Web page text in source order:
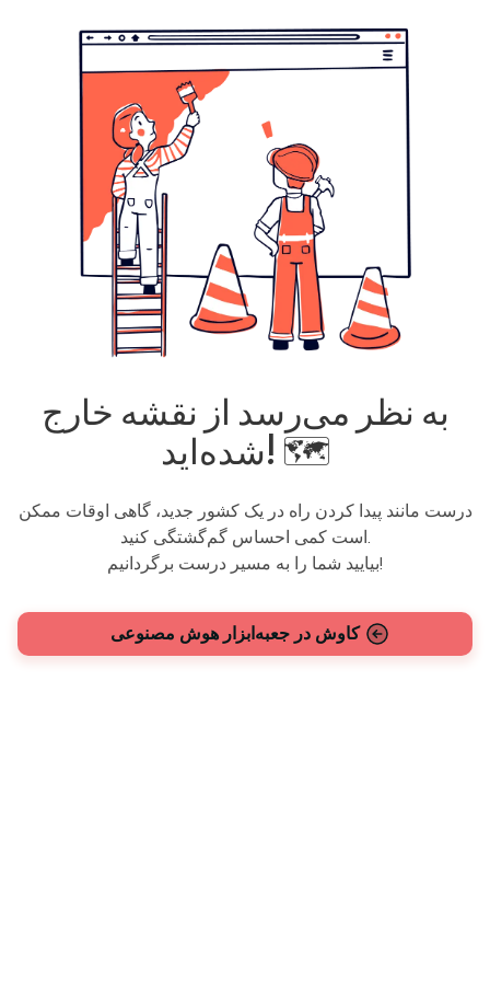
به نظر می‌رسد از نقشه خارج
شده‌اید! 🗺️
درست مانند پیدا کردن راه در یک کشور جدید، گاهی اوقات ممکن
است کمی احساس گم‌گشتگی کنید.
بیایید شما را به مسیر درست برگردانیم!
کاوش در جعبه‌ابزار هوش مصنوعی